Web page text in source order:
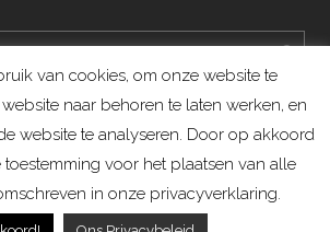
Hopster ©2019
van cookies, om onze website te
naar behoren te laten werken, en
website te analyseren. Door op akkoord
toestemming voor het plaatsen van alle
in onze privacyverklaring.